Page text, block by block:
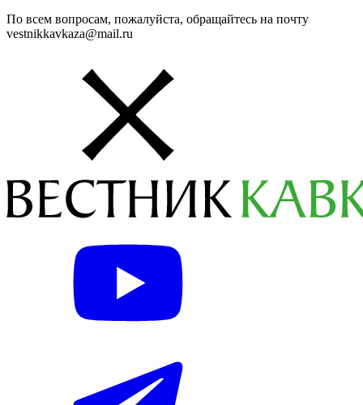
По всем вопросам, пожалуйста, обращайтесь на почту
vestnikkavkaza@mail.ru